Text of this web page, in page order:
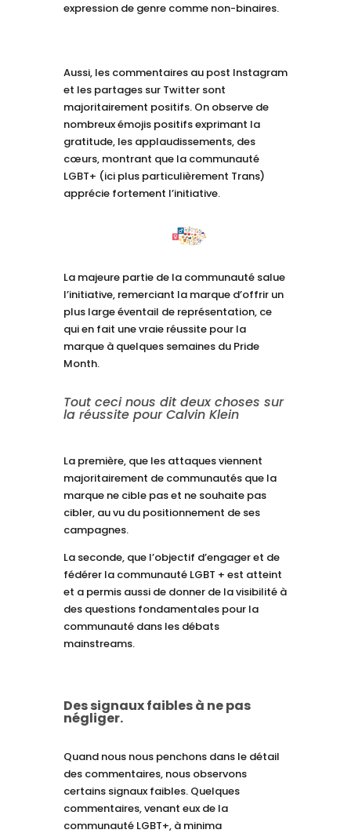
expression de genre comme non-binaires.
Aussi, les commentaires au post Instagram
et les partages sur Twitter sont
majoritairement positifs. On observe de
nombreux émojis positifs exprimant la
gratitude, les applaudissements, des
cœurs, montrant que la communauté
LGBT+ (ici plus particulièrement Trans)
apprécie fortement l’initiative.
La majeure partie de la communauté salue
l’initiative, remerciant la marque d’offrir un
plus large éventail de représentation, ce
qui en fait une vraie réussite pour la
marque à quelques semaines du Pride
Month.
Tout ceci nous dit deux choses sur
la réussite pour Calvin Klein
La première, que les attaques viennent
majoritairement de communautés que la
marque ne cible pas et ne souhaite pas
cibler, au vu du positionnement de ses
campagnes.
La seconde, que l’objectif d’engager et de
fédérer la communauté LGBT + est atteint
et a permis aussi de donner de la visibilité à
des questions fondamentales pour la
communauté dans les débats
mainstreams.
Des signaux faibles à ne pas
négliger.
Quand nous nous penchons dans le détail
des commentaires, nous observons
certains signaux faibles. Quelques
commentaires, venant eux de la
communauté LGBT+, à minima